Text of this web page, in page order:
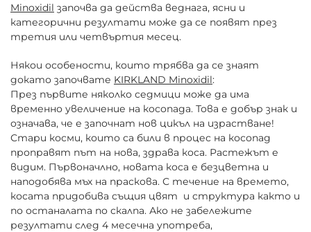
Minoxidil започва да действа веднага, ясни и
категорични резултати може да се появят през
третия или четвъртия месец.
Някои особености, които трябва да се знаят
докато започвате KIRKLAND Minoxidil:
През първите няколко седмици може да има
временно увеличение на косопада. Това е добър знак и
означава, че е започнат нов цикъл на израстване!
Стари косми, които са били в процес на косопад
проправят път на нова, здрава коса. Растежът е
видим. Първоначлно, новата коса е безцветна и
наподобява мъх на праскова. С течение на времето,
косата придобива същия цвят и структура както и
по останалата по скалпа. Ако не забележите
резултати след 4 месечна употреба,